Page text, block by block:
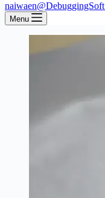
naiwaen@DebuggingSoft
Menu